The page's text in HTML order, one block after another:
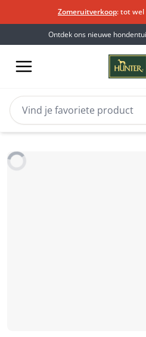
Zomeruitverkoop: tot
Ontdek ons nieuwe